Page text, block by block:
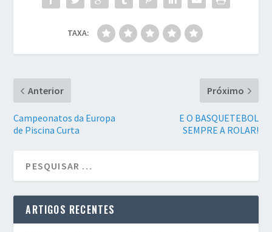
TAXA:
Anterior
Campeonatos da Europa
de Piscina Curta
Próximo
E O BASQUETEBOL
SEMPRE A ROLAR!
ARTIGOS RECENTES